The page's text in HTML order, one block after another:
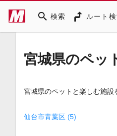
search 検索 ルート
宮城県のペッ
宮城県のペットと楽しむ施
仙台市青葉区 (5)